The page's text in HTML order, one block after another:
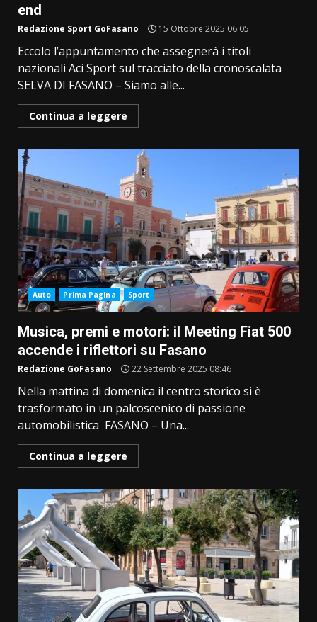
end
Redazione Sport GoFasano 15 Ottobre 2025 06:05
Eccolo l’appuntamento che assegnerà i titoli
nazionali Aci Sport sul tracciato della cronoscalata
SELVA DI FASANO – Siamo alle...
Continua a leggere
Auto Prima Pagina Sport
Musica, premi e motori: il Meeting Fiat 500
accende i riflettori su Fasano
Redazione GoFasano 22 Settembre 2025 08:46
Nella mattina di domenica il centro storico si è
trasformato in un palcoscenico di passione
automobilistica FASANO – Una...
Continua a leggere